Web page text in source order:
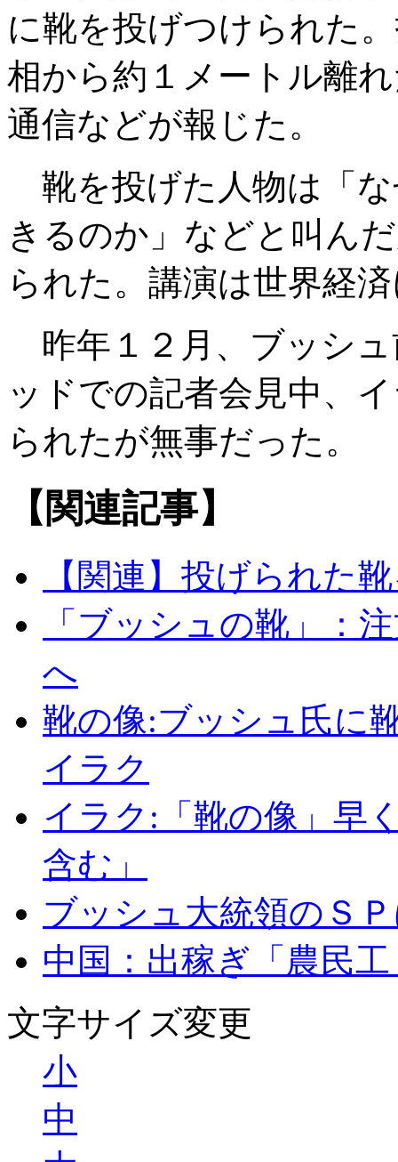
に靴を投げつけられた
相から約１メートル離
通信などが報じた。
靴を投げた人物は「
きるのか」などと叫ん
られた。講演は世界経
昨年１２月、ブッシ
ッドでの記者会見中、
られたが無事だった。
【関連記事】
【関連】投げられた
「ブッシュの靴」：
へ
靴の像:ブッシュ氏
イラク
イラク:「靴の像」早
含む」
ブッシュ大統領のＳ
中国：出稼ぎ「農民
文字サイズ変更
小
中